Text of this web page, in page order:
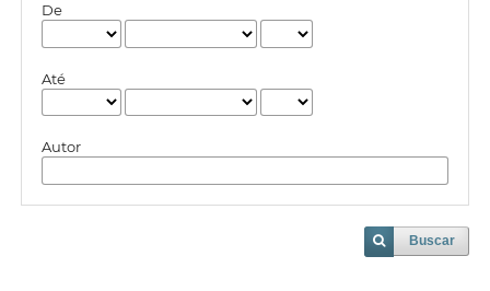
De
Até
Autor
Buscar